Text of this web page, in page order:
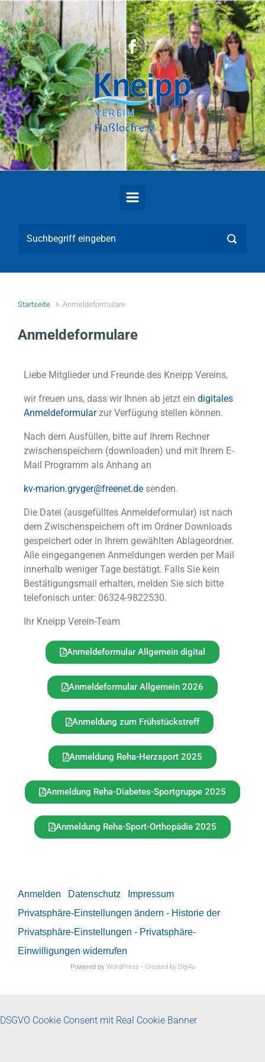
Startseite Anmeldeformulare
Anmeldeformulare
Liebe Mitglieder und Freunde des Kneipp Vereins,
wir freuen uns, dass wir Ihnen ab jetzt ein digitales
Anmeldeformularzur Verfügung stellen können.
Nach dem Ausfüllen, bitte auf Ihrem Rechner
zwischenspeichern (downloaden) und mit Ihrem E-
Mail Programm als Anhang an
kv-marion.gryger@freenet.de senden.
Die Datei (ausgefülltes Anmeldeformular) ist nach
dem Zwischenspeichern oft im Ordner Downloads
gespeichert oder in Ihrem gewählten Ablageordner.
Alle eingegangenen Anmeldungen werden per Mail
innerhalb weniger Tage bestätigt. Falls Sie kein
Bestätigungsmail erhalten, melden Sie sich bitte
telefonisch unter: 06324-9822530.
Ihr Kneipp Verein-Team
Anmeldeformular Allgemein digital
Anmeldeformular Allgemein 2026
Anmeldung zum Frühstückstreff
Anmeldung Reha-Herzsport 2025
Anmeldung Reha-Diabetes-Sportgruppe 2025
Anmeldung Reha-Sport-Orthopädie 2025
Anmelden Datenschutz
Impressum
Privatsphäre-Einstellungen ändern - Historie der
Privatsphäre-Einstellungen - Privatsphäre-
Einwilligungen widerrufen
Powered by WordPress - Created by Digi4u
DSGVO Cookie Consent mit Real Cookie Banner